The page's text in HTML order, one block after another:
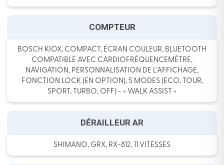
COMPTEUR
BOSCH KIOX, COMPACT, ÉCRAN COULEUR, BLUETOOTH
COMPATIBLE AVEC CARDIOFRÉQUENCEMÈTRE,
NAVIGATION, PERSONNALISATION DE L'AFFICHAGE,
FONCTION LOCK (EN OPTION), 5 MODES (ECO, TOUR,
SPORT, TURBO, OFF) - « WALK ASSIST »
DÉRAILLEUR AR
SHIMANO, GRX, RX-812, 11 VITESSES